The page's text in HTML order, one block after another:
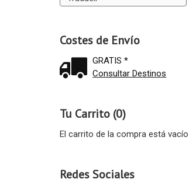
Costes de Envío
GRATIS *
Consultar Destinos
Tu Carrito (0)
El carrito de la compra está vacío
Redes Sociales